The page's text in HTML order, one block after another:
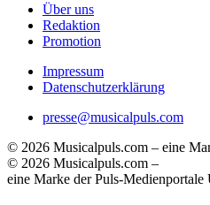
Über uns
Redaktion
Promotion
Impressum
Datenschutzerklärung
presse@musicalpuls.com
© 2026 Musicalpuls.com – eine
© 2026 Musicalpuls.com –
eine Marke der Puls-Medienportale